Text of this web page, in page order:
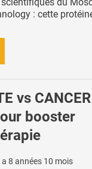
du
: cette
vs
booster
a 8 années 10 mois